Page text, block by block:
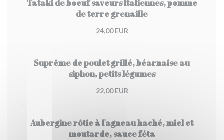
Tataki de boeuf saveurs Italiennes, pomme
de terre grenaille
24,00 EUR
Suprême de poulet grillé, béarnaise au
siphon, petits légumes
22,00 EUR
Aubergine rôtie à l'agneau haché, miel et
moutarde, sauce féta